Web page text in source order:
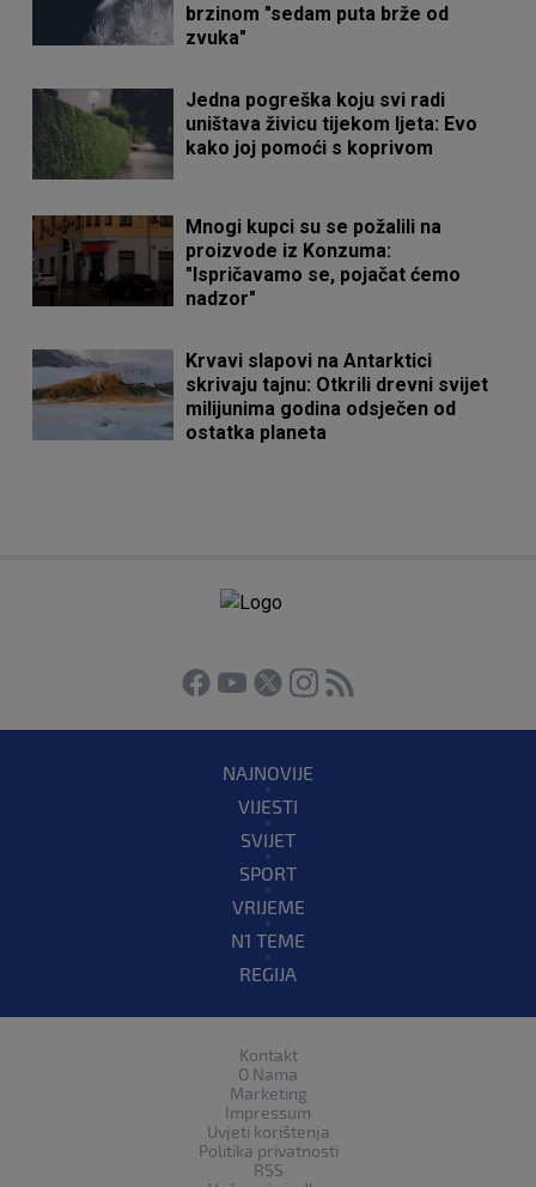
brzinom "sedam puta brže od
zvuka"
Jedna pogreška koju svi radi
uništava živicu tijekom ljeta: Evo
kako joj pomoći s koprivom
Mnogi kupci su se požalili na
proizvode iz Konzuma:
"Ispričavamo se, pojačat ćemo
nadzor"
Krvavi slapovi na Antarktici
skrivaju tajnu: Otkrili drevni svijet
milijunima godina odsječen od
ostatka planeta
NAJNOVIJE
VIJESTI
SVIJET
SPORT
VRIJEME
N1 TEME
REGIJA
Kontakt
O Nama
Marketing
Impressum
Uvjeti korištenja
Politika privatnosti
RSS